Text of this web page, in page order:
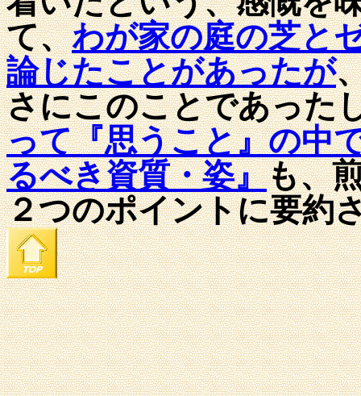
て、わが家の庭の芝と
論じたことがあったが
さにこのことであった
って『思うこと』の中
るべき資質・姿』も、
２つのポイントに要約